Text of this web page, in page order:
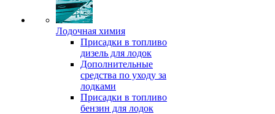
Лодочная химия
Присадки в топливо
дизель для лодок
Дополнительные
средства по уходу за
лодками
Присадки в топливо
бензин для лодок